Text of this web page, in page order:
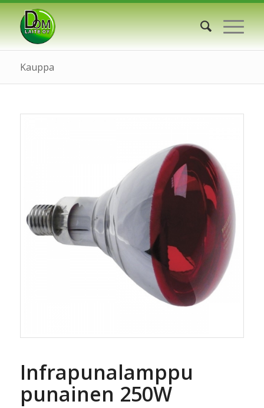
Kauppa
Infrapunalamppu
punainen 250W